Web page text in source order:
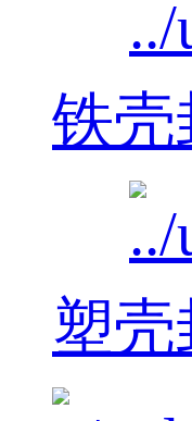
铁壳
塑壳